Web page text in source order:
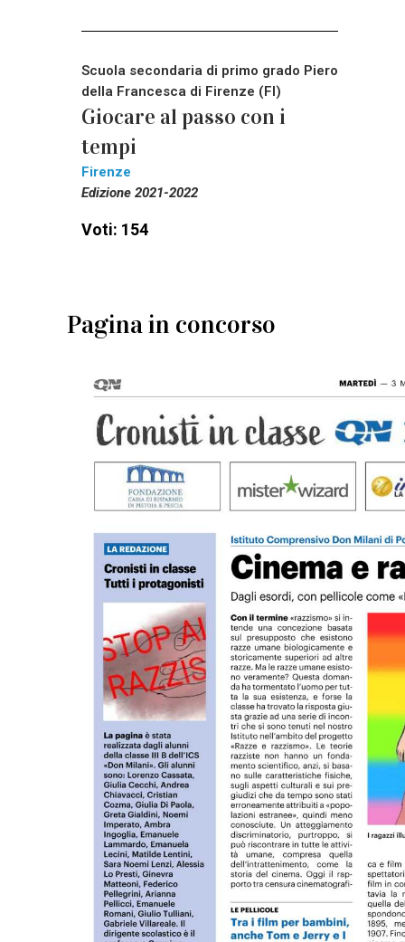
Scuola secondaria di primo grado Piero
della Francesca di Firenze (FI)
Giocare al passo con i
tempi
Firenze
Edizione 2021-2022
Voti: 154
Pagina in concorso